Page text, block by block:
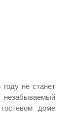
не станет
незабываемый
доме